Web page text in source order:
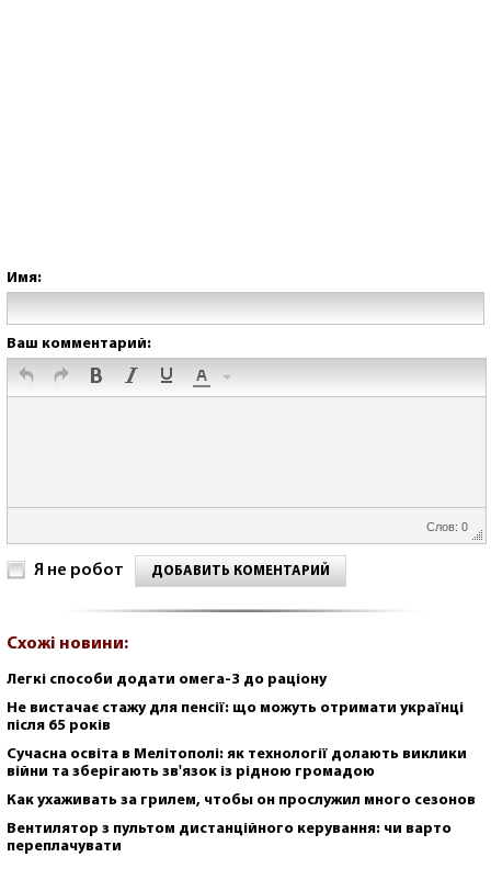
Имя:
Ваш комментарий:
Слов: 0
Я не робот ДОБАВИТЬ КОМЕНТАРИЙ
Схожі новини:
Легкі способи додати омега-3 до раціону
Не вистачає стажу для пенсії: що можуть отримати українці
після 65 років
Сучасна освіта в Мелітополі: як технології долають виклики
війни та зберігають зв'язок із рідною громадою
Как ухаживать за грилем, чтобы он прослужил много сезонов
Вентилятор з пультом дистанційного керування: чи варто
переплачувати